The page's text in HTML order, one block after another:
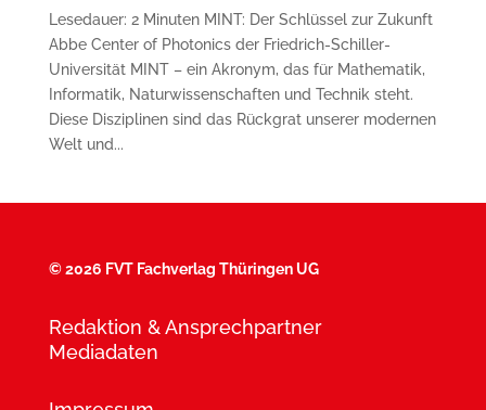
Lesedauer: 2 Minuten MINT: Der Schlüssel zur Zukunft
Abbe Center of Photonics der Friedrich-Schiller-
Universität MINT – ein Akronym, das für Mathematik,
Informatik, Naturwissenschaften und Technik steht.
Diese Disziplinen sind das Rückgrat unserer modernen
Welt und...
©2026 FVT Fachverlag Thüringen UG
Redaktion & Ansprechpartner
Mediadaten